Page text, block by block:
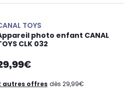
TOYS
photo enfant CANAL
CLK 032
autres offres dès 29,99€